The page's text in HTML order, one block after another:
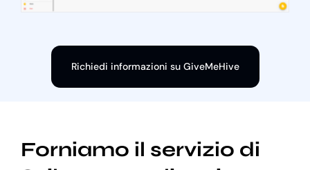
Richiedi informazioni su GiveMeHive
Forniamo il servizio di